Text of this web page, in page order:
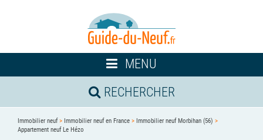
Toggle
navigation
MENU
RECHERCHER
Immobilier neuf> Immobilier neuf en France > Immobilier neuf Morbihan (56) >
Appartement neuf Le Hézo